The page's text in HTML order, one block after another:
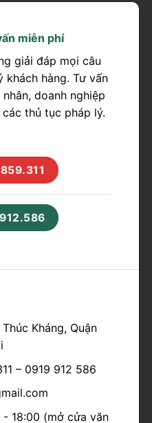
miễn phí
giải đáp mọi câu
khách hàng. Tư vấn
doanh nghiệp
thủ tục pháp lý.
Kháng, Quận
– 0919 912 586
18:00 (mở cửa văn